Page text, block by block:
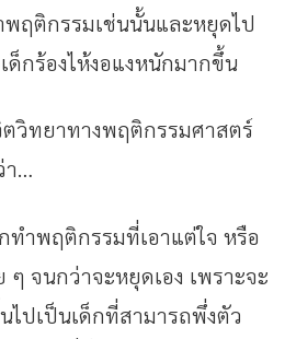
พฤติกรรมเช่นนั้นและหยุดไป
เด็กร้องไห้งอแงหนักมากขึ้น
วิทยาทางพฤติกรรมศาสตร์
า…
ทำพฤติกรรมที่เอาแต่ใจ หรือ
ๆ จนกว่าจะหยุดเอง เพราะจะ
ไปเป็นเด็กที่สามารถพึ่งตัว